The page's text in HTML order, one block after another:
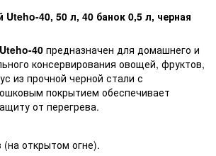
40, 50 л, 40 банок 0,5 л, черная
Uteho-40 предназначен для домашнего и
консервирования овощей, фруктов,
из прочной черной стали с
покрытием обеспечивает
от перегрева.
(на открытом огне).